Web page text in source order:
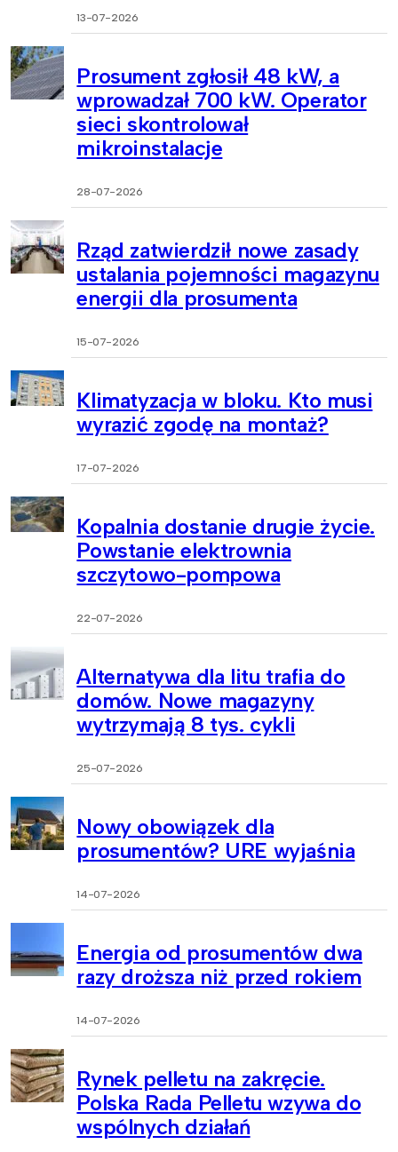
13-07-2026
Prosument zgłosił 48 kW, a
wprowadzał 700 kW. Operator
sieci skontrolował
mikroinstalacje
28-07-2026
Rząd zatwierdził nowe zasady
ustalania pojemności magazynu
energii dla prosumenta
15-07-2026
Klimatyzacja w bloku. Kto musi
wyrazić zgodę na montaż?
17-07-2026
Kopalnia dostanie drugie życie.
Powstanie elektrownia
szczytowo-pompowa
22-07-2026
Alternatywa dla litu trafia do
domów. Nowe magazyny
wytrzymają 8 tys. cykli
25-07-2026
Nowy obowiązek dla
prosumentów? URE wyjaśnia
14-07-2026
Energia od prosumentów dwa
razy droższa niż przed rokiem
14-07-2026
Rynek pelletu na zakręcie.
Polska Rada Pelletu wzywa do
wspólnych działań